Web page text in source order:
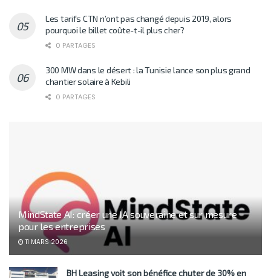
Les tarifs CTN n’ont pas changé depuis 2019, alors
pourquoi le billet coûte-t-il plus cher?
0 PARTAGES
300 MW dans le désert : la Tunisie lance son plus grand
chantier solaire à Kebili
0 PARTAGES
MindState AI: créer une IA souveraine et sur mesure
pour les entreprises
11 MARS 2026
BH Leasing voit son bénéfice chuter de 30% en